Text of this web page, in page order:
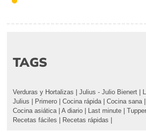
TAGS
Verduras y Hortalizas | Julius - Julio Bienert |
Julius | Primero | Cocina rápida | Cocina sana |
Cocina asiática | A diario | Last minute | Tupper
Recetas fáciles | Recetas rápidas |